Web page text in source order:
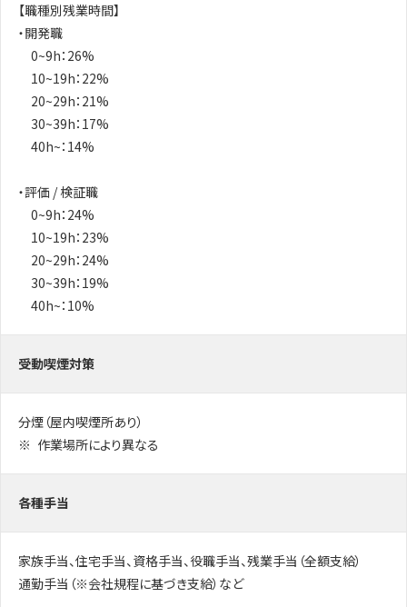
【職種別残業時間】
・開発職
0~9h：26%
10~19h：22%
20~29h：21%
30~39h：17%
40h~：14%
・評価 / 検証職
0~9h：24%
10~19h：23%
20~29h：24%
30~39h：19%
40h~：10%
受動喫煙対策
分煙（屋内喫煙所あり）
作業場所により異なる
各種手当
家族手当、住宅手当、資格手当、役職手当、残業手当（全額支給）
通勤手当（※会社規程に基づき支給）など